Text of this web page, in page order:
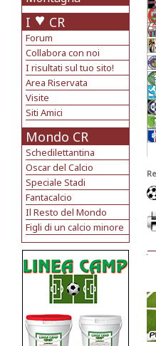
I CR
Forum
Collabora con noi
I risultati sul tuo sito!
Area Riservata
Visite
Siti Amici
Mondo CR
Schedilettantina
Oscar del Calcio
Speciale Stadi
Fantacalcio
Il Resto del Mondo
Figli di un calcio minore